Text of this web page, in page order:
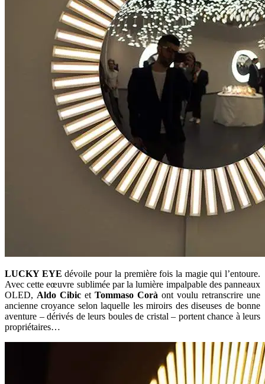
LUCKY EYE dévoile pour la première fois la magie qui l’entoure.
Avec cette eœuvre sublimée par la lumière impalpable des panneaux
OLED, Aldo Cibic et Tommaso Corà ont voulu retranscrire une
ancienne croyance selon laquelle les miroirs des diseuses de bonne
aventure – dérivés de leurs boules de cristal – portent chance à leurs
propriétaires…